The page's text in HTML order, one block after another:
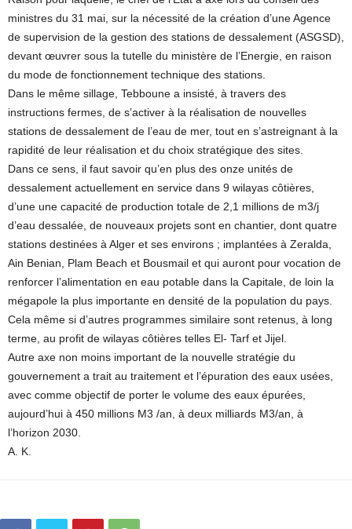
ministres du 31 mai, sur la nécessité de la création d’une Agence
de supervision de la gestion des stations de dessalement (ASGSD),
devant œuvrer sous la tutelle du ministère de l’Energie, en raison
du mode de fonctionnement technique des stations.
Dans le même sillage, Tebboune a insisté, à travers des
instructions fermes, de s’activer à la réalisation de nouvelles
stations de dessalement de l’eau de mer, tout en s’astreignant à la
rapidité de leur réalisation et du choix stratégique des sites.
Dans ce sens, il faut savoir qu’en plus des onze unités de
dessalement actuellement en service dans 9 wilayas côtières,
d’une une capacité de production totale de 2,1 millions de m3/j
d’eau dessalée, de nouveaux projets sont en chantier, dont quatre
stations destinées à Alger et ses environs ; implantées à Zeralda,
Ain Benian, Plam Beach et Bousmail et qui auront pour vocation de
renforcer l’alimentation en eau potable dans la Capitale, de loin la
mégapole la plus importante en densité de la population du pays.
Cela même si d’autres programmes similaire sont retenus, à long
terme, au profit de wilayas côtières telles El- Tarf et Jijel.
Autre axe non moins important de la nouvelle stratégie du
gouvernement a trait au traitement et l’épuration des eaux usées,
avec comme objectif de porter le volume des eaux épurées,
aujourd’hui à 450 millions M3 /an, à deux milliards M3/an, à
l’horizon 2030.
A. K.